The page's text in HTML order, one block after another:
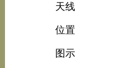
天线
位置
图示